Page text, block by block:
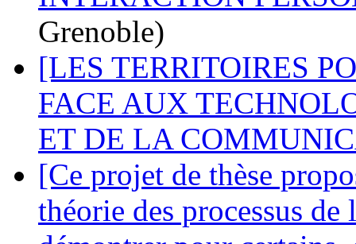
Grenoble)
[LES TERRITOIRES
FACE AUX
ET DE LA
[Ce projet de thèse
théorie des processus